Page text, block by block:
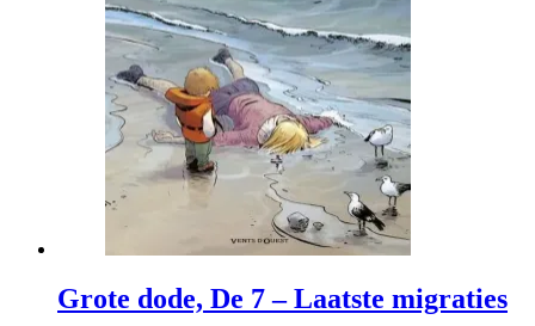
Grote dode, De 7 – Laatste migraties